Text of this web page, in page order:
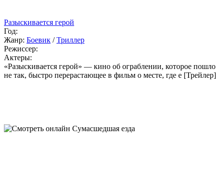
Разыскивается герой
Год:
Жанр: Боевик /Триллер
Режиссер:
Актеры:
«Разыскивается герой» — кино об ограблении, которое пошло
не так, быстро перерастающее в фильм о месте, где е [Трейлер]